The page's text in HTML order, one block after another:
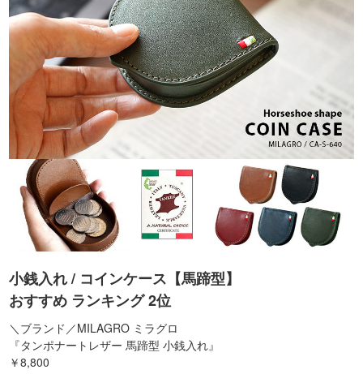
小銭入れ / コインケース【馬蹄型】
おすすめ ランキング 2位
＼ブランド／MILAGRO ミラグロ
『タンポナートレザー 馬蹄型 小銭入れ』
￥8,800